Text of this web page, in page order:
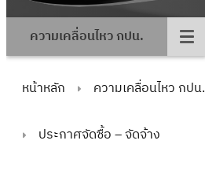
ความเคลื่อนไหว กปน.
หน้าหลัก ความเคลื่อนไหว กปน.
ประกาศจัดซื้อ – จัดจ้าง